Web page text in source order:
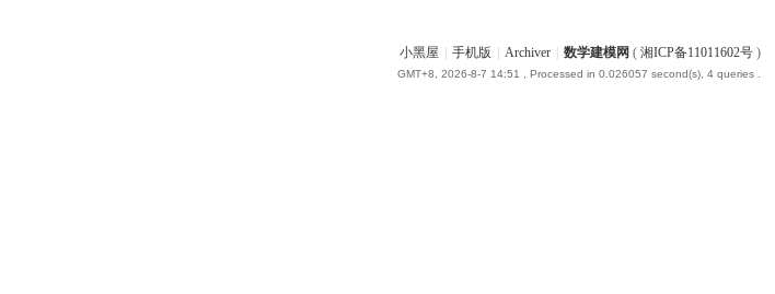
小黑屋 手机版 Archiver 数学建模网 ( 湘ICP备11011602号)
GMT+8, 2026-8-7 14:51 , Processed in 0.026057 second(s), 4 queries .